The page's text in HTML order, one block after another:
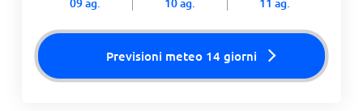
Previsioni meteo 14 giorni